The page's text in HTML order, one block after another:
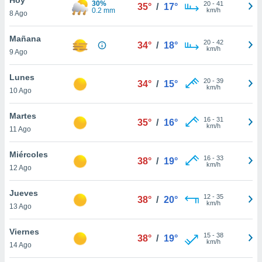
y
en
más
de
8 Ago
30%
0.2 mm
35° / 17° 20- 41
km/h
Mañana
9 Ago
34° / 18° 20- 42
km/h
Lunes
10 Ago
34° / 15° 20- 39
km/h
Martes
11 Ago
35° / 16° 16- 31
km/h
Miércoles
12 Ago
38° / 19° 16- 33
km/h
Jueves
13 Ago
38° / 20° 12- 35
km/h
Viernes
14 Ago
38° / 19° 15- 38
km/h